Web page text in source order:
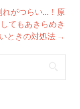
れがつらい…！原
てもあきらめき
ときの対処法 →